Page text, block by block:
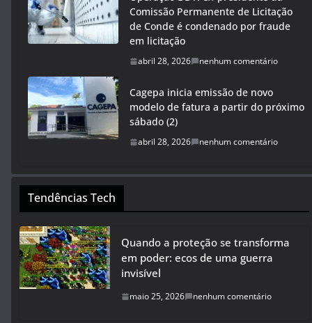
Comissão Permanente de Licitação
de Conde é condenado por fraude
em licitação
abril 28, 2026 nenhum comentário
Cagepa inicia emissão de novo
modelo de fatura a partir do próximo
sábado (2)
abril 28, 2026 nenhum comentário
Tendências Tech
Quando a proteção se transforma
em poder: ecos de uma guerra
invisível
maio 25, 2026 nenhum comentário